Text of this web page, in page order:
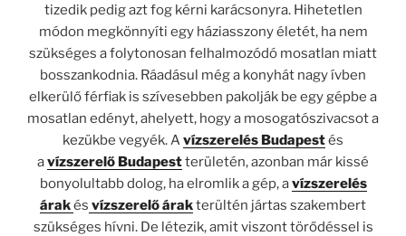
tizedik pedig azt fog kérni karácsonyra. Hihetetlen
módon megkönnyíti egy háziasszony életét, ha nem
szükséges a folytonosan felhalmozódó mosatlan miatt
bosszankodnia. Ráadásul még a konyhát nagy ívben
elkerülő férfiak is szívesebben pakolják be egy gépbe a
mosatlan edényt, ahelyett, hogy a mosogatószivacsot a
kezükbe vegyék. Avízszerelés Budapestés
avízszerelő Budapestterületén, azonban már kissé
bonyolultabb dolog, ha elromlik a gép, avízszerelés
árakés vízszerelő árakterültén jártas szakembert
szükséges hívni. De létezik, amit viszont törődéssel is